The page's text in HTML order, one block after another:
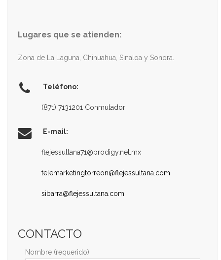
Lugares que se atienden:
Zona de La Laguna, Chihuahua, Sinaloa y Sonora.
Teléfono:
(871) 7131201 Conmutador
E-mail:
flejessultana71@prodigy.net.mx
telemarketingtorreon@flejessultana.com
sibarra@flejessultana.com
CONTACTO
Nombre (requerido)